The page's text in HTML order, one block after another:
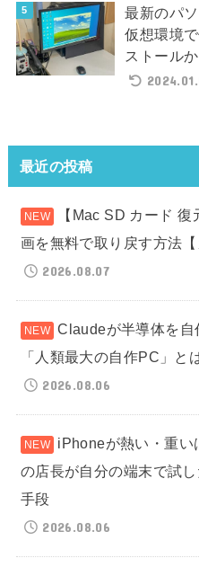
最新のパ
仮想環境
ストール
最近の投稿
【Mac SD カード
画を無料で取り戻す方法
2026.08.07
Claudeが半導体を
「人類最大の自作PC」と
2026.08.06
iPhoneが熱い・重い
の店長が自分の端末で試
手段
2026.08.06